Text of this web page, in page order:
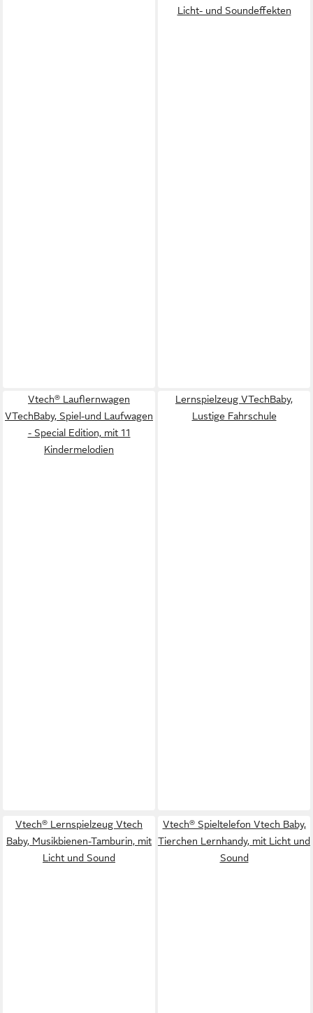
Licht- und Soundeffekten
Vtech® Lauflernwagen
VTechBaby, Spiel-und Laufwagen
- Special Edition, mit 11
Kindermelodien
Lernspielzeug VTechBaby,
Lustige Fahrschule
Vtech® Lernspielzeug Vtech
Baby, Musikbienen-Tamburin, mit
Licht und Sound
Vtech® Spieltelefon Vtech Baby,
Tierchen Lernhandy, mit Licht und
Sound